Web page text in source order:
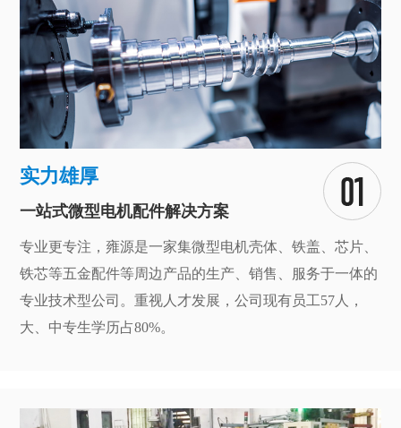
实力雄厚
一站式微型电机配件解决方案
专业更专注，雍源是一家集微型电机壳体、铁盖、芯片、
铁芯等五金配件等周边产品的生产、销售、服务于一体的
专业技术型公司。重视人才发展，公司现有员工57人，
大、中专生学历占80%。